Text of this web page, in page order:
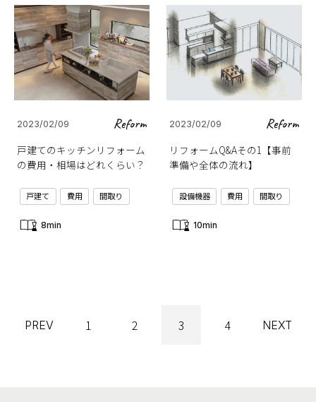
2023/02/09 Reform
戸建てのキッチンリフォーム
の費用・相場はどれくらい？
戸建て 費用 間取り
8min
2023/02/09 Reform
リフォームQ&Aその1【事前
準備や全体の流れ】
設備機器 費用 間取り
10min
PREV 1 2 3 4 NEXT